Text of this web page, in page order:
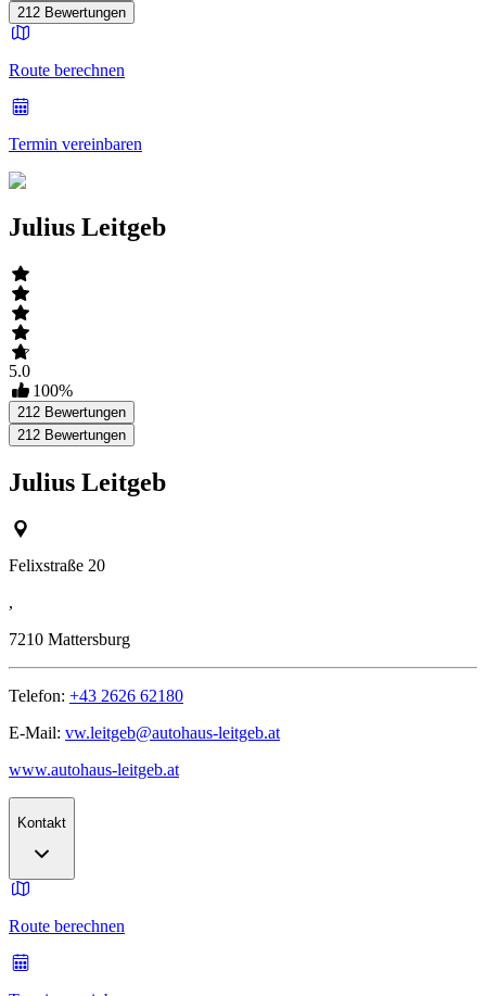
212 Bewertungen
Route berechnen
Termin vereinbaren
Julius Leitgeb
5.0
100%
212 Bewertungen
212 Bewertungen
Julius Leitgeb
Felixstraße 20
,
7210 Mattersburg
Telefon: +43 2626 62180
E-Mail: vw.leitgeb@autohaus-leitgeb.at
www.autohaus-leitgeb.at
Kontakt
Route berechnen